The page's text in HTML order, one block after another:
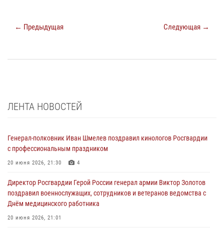
← Предыдущая Следующая →
ЛЕНТА НОВОСТЕЙ
Генерал-полковник Иван Шмелев поздравил кинологов Росгвардии
с профессиональным праздником
20 июня 2026, 21:30 4
Директор Росгвардии Герой России генерал армии Виктор Золотов
поздравил военнослужащих, сотрудников и ветеранов ведомства с
Днём медицинского работника
20 июня 2026, 21:01